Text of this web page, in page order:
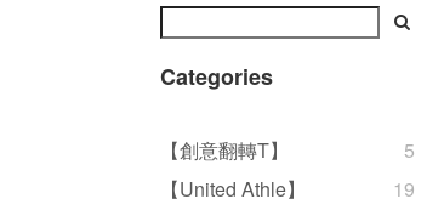
Categories
【創意翻轉T】
5
【United Athle】
19